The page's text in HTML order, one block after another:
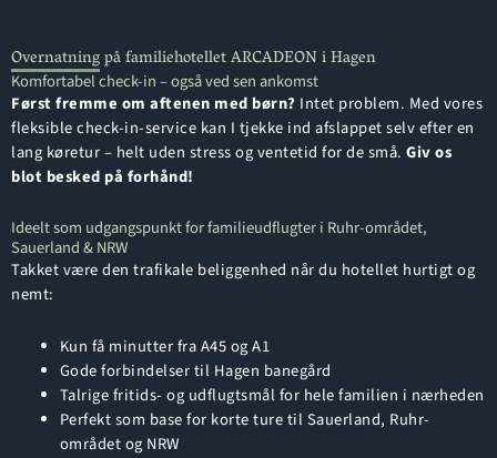
Overnatning på familiehotellet ARCADEON i Hagen
Komfortabel check-in – også ved sen ankomst
Først fremme om aftenen med børn? Intet problem. Med vores
fleksible check-in-service kan I tjekke ind afslappet selv efter en
lang køretur – helt uden stress og ventetid for de små. Giv os
blot besked på forhånd!
Ideelt som udgangspunkt for familieudflugter i Ruhr-området,
Sauerland & NRW
Takket være den trafikale beliggenhed når du hotellet hurtigt og
nemt:
Kun få minutter fra A45 og A1
Gode forbindelser til Hagen banegård
Talrige fritids- og udflugtsmål for hele familien i nærheden
Perfekt som base for korte ture til Sauerland, Ruhr-
området og NRW